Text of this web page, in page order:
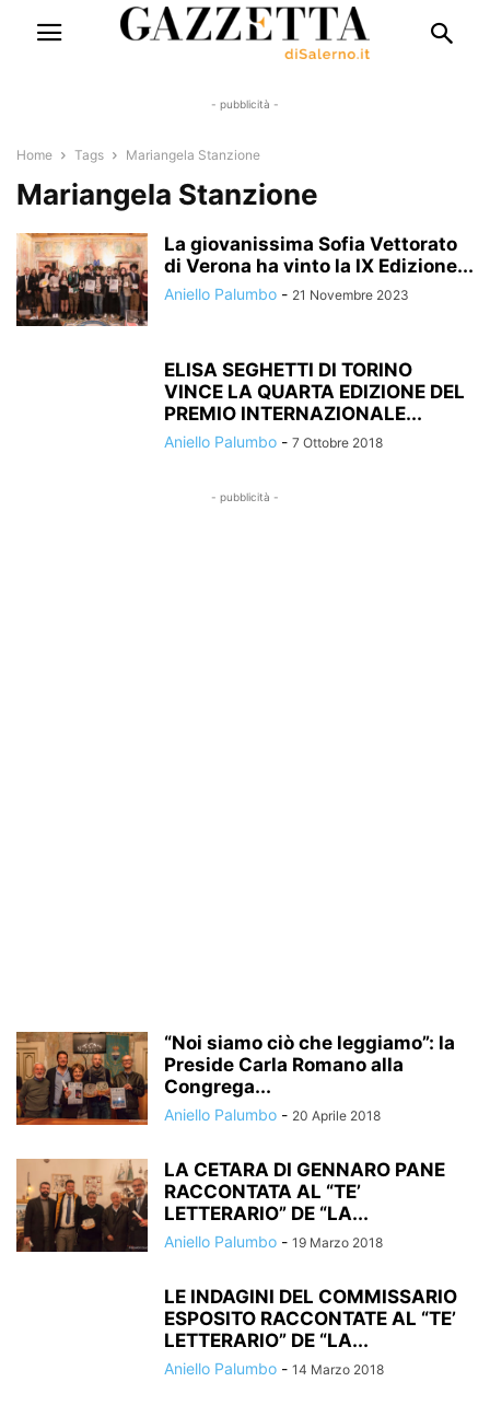
- pubblicità -
Home Tags Mariangela Stanzione
Mariangela Stanzione
La giovanissima Sofia Vettorato
di Verona ha vinto la IX Edizione...
Aniello Palumbo - 21 Novembre 2023
ELISA SEGHETTI DI TORINO
VINCE LA QUARTA EDIZIONE DEL
PREMIO INTERNAZIONALE...
Aniello Palumbo - 7 Ottobre 2018
- pubblicità -
“Noi siamo ciò che leggiamo”: la
Preside Carla Romano alla
Congrega...
Aniello Palumbo - 20 Aprile 2018
LA CETARA DI GENNARO PANE
RACCONTATA AL “TE’
LETTERARIO” DE “LA...
Aniello Palumbo - 19 Marzo 2018
LE INDAGINI DEL COMMISSARIO
ESPOSITO RACCONTATE AL “TE’
LETTERARIO” DE “LA...
Aniello Palumbo - 14 Marzo 2018